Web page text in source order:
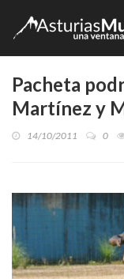
Pacheta
Martínez y
14/10/2011 0